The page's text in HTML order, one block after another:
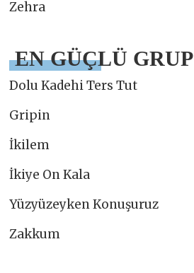
Zehra
EN GÜÇLÜ GRUP
Dolu Kadehi Ters Tut
Gripin
İkilem
İkiye On Kala
Yüzyüzeyken Konuşuruz
Zakkum